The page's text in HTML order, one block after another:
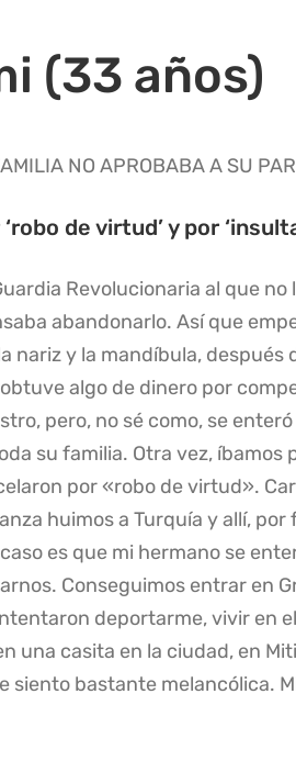
(33 años)
NO APROBABA A SU
de virtud’ y por
Revolucionaria al que
abandonarlo. Así que
nariz y la mandíbula,
algo de dinero por
pero, no sé como, se
su familia. Otra vez,
por «robo de virtud».
huimos a Turquía y allí,
es que mi hermano se
Conseguimos entrar en
deportarme, vivir en
una casita en la ciudad, en
siento bastante melancólica.